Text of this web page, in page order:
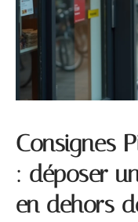
Consignes
: déposer
en dehors